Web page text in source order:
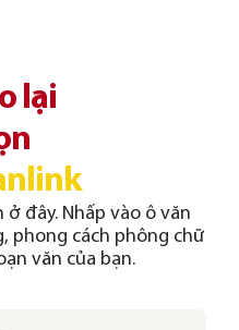
lại
đây. Nhấp vào ô văn
phong cách phông chữ
văn của bạn.